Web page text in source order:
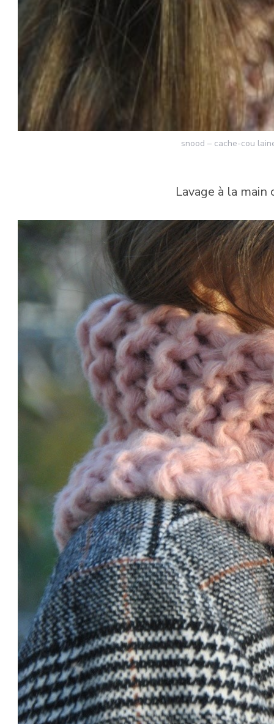
snood – cache-cou
Lavage à la